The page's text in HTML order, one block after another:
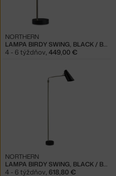
LAMPA BIRDY SWING, BLACK / BRASS
NORTHERN
4 - 6 týždňov, 449,00 €
LAMPA BIRDY SWING, BLACK / BRASS
NORTHERN
4 - 6 týždňov, 618,80 €